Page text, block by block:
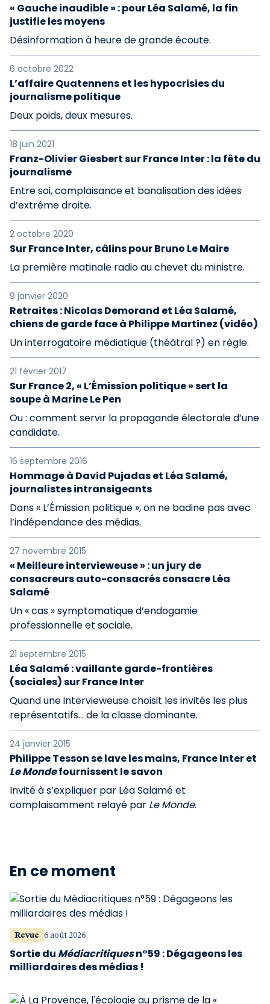
« Gauche inaudible » : pour Léa Salamé, la fin
justifie les moyens
Désinformation à heure de grande écoute.
6 octobre 2022
L’affaire Quatennens et les hypocrisies du
journalisme politique
Deux poids, deux mesures.
18 juin 2021
Franz-Olivier Giesbert sur France Inter : la fête du
journalisme
Entre soi, complaisance et banalisation des idées
d’extrême droite.
2 octobre 2020
Sur France Inter, câlins pour Bruno Le Maire
La première matinale radio au chevet du ministre.
9 janvier 2020
Retraites : Nicolas Demorand et Léa Salamé,
chiens de garde face à Philippe Martinez (vidéo)
Un interrogatoire médiatique (théâtral ?) en règle.
21 février 2017
Sur France 2, « L’Émission politique » sert la
soupe à Marine Le Pen
Ou : comment servir la propagande électorale d’une
candidate.
16 septembre 2016
Hommage à David Pujadas et Léa Salamé,
journalistes intransigeants
Dans « L’Émission politique », on ne badine pas avec
l’indépendance des médias.
27 novembre 2015
« Meilleure intervieweuse » : un jury de
consacreurs auto-consacrés consacre Léa
Salamé
Un « cas » symptomatique d’endogamie
professionnelle et sociale.
21 septembre 2015
Léa Salamé : vaillante garde-frontières
(sociales) sur France Inter
Quand une intervieweuse choisit les invités les plus
représentatifs… de la classe dominante.
24 janvier 2015
Philippe Tesson se lave les mains, France Inter et
Le Mondefournissent le savon
Invité à s’expliquer par Léa Salamé et
complaisamment relayé par Le Monde.
En ce moment
Revue 6 août 2026
Sortie du Médiacritiquesn°59 : Dégageons les
milliardaires des médias !